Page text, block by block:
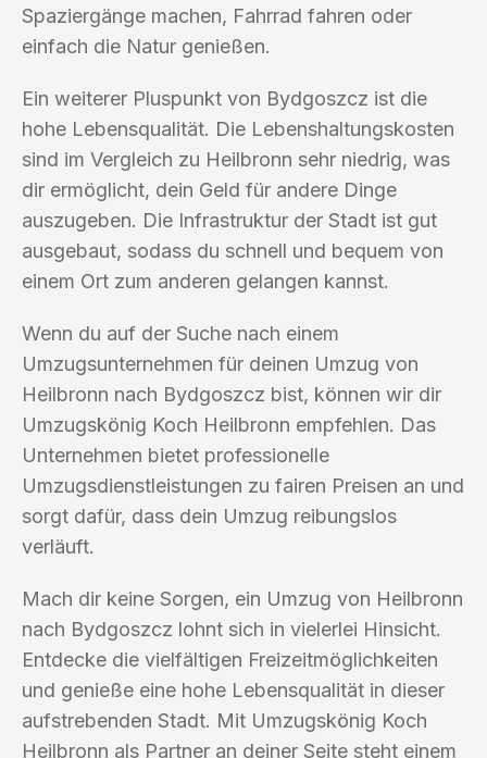
Spaziergänge machen, Fahrrad fahren oder
einfach die Natur genießen.
Ein weiterer Pluspunkt von Bydgoszcz ist die
hohe Lebensqualität. Die Lebenshaltungskosten
sind im Vergleich zu Heilbronn sehr niedrig, was
dir ermöglicht, dein Geld für andere Dinge
auszugeben. Die Infrastruktur der Stadt ist gut
ausgebaut, sodass du schnell und bequem von
einem Ort zum anderen gelangen kannst.
Wenn du auf der Suche nach einem
Umzugsunternehmen für deinen Umzug von
Heilbronn nach Bydgoszcz bist, können wir dir
Umzugskönig Koch Heilbronn empfehlen. Das
Unternehmen bietet professionelle
Umzugsdienstleistungen zu fairen Preisen an und
sorgt dafür, dass dein Umzug reibungslos
verläuft.
Mach dir keine Sorgen, ein Umzug von Heilbronn
nach Bydgoszcz lohnt sich in vielerlei Hinsicht.
Entdecke die vielfältigen Freizeitmöglichkeiten
und genieße eine hohe Lebensqualität in dieser
aufstrebenden Stadt. Mit Umzugskönig Koch
Heilbronn als Partner an deiner Seite steht einem